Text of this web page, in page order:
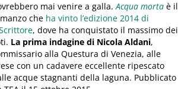
mai venire a galla. Acqua morta è il
che ha vinto l’edizione 2014 di
, dove ha conquistato il massimo dei
La prima indagine di Nicola Aldani,
alla Questura di Venezia, alle
con un cadavere eccellente ripescato
acque stagnanti della laguna. Pubblicato